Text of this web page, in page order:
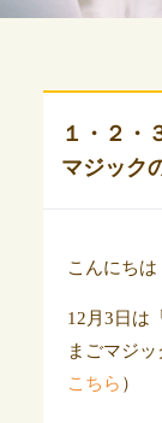
１・２・
マジック
こんにちは
12月3日は「
まごマジ
こちら ）